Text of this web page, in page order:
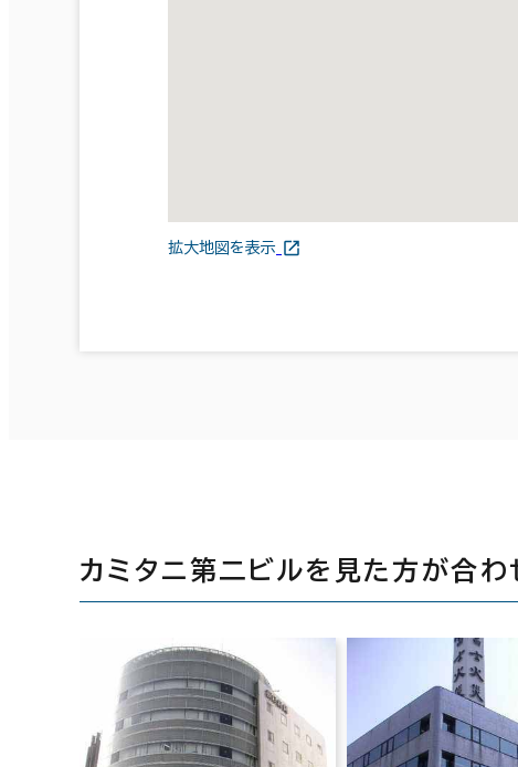
拡大地図を表示
カミタニ第二ビルを見た方が合わ